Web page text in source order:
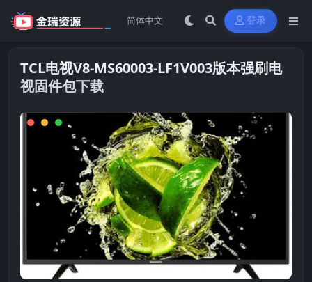
登录
TCL电视V8-MS60003-LF1V003版本强刷电
视固件包下载